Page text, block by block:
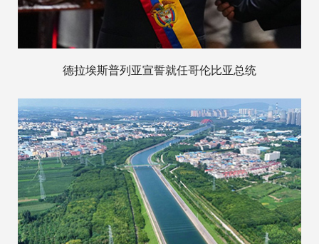
德拉埃斯普列亚宣誓就任哥伦比亚总统